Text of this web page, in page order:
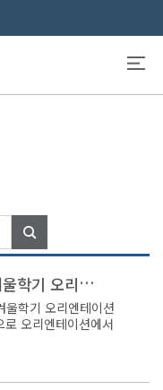
2
020학년도 한국어학당 겨울학기 오리엔테이션
학기 오리엔테이션
오리엔테이션에서
한테 전달하고